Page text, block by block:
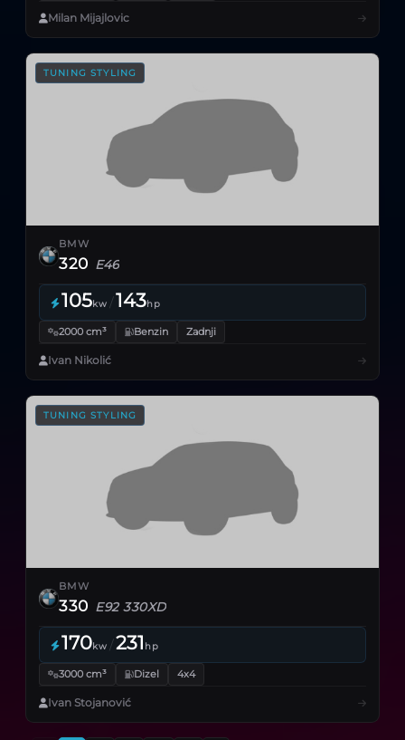
Milan Mijajlovic
TUNING STYLING
BMW
320 E46
105kw /143hp
2000 cm³ Benzin Zadnji
Ivan Nikolić
TUNING STYLING
BMW
330 E92 330XD
170kw /231 hp
3000 cm³ Dizel 4x4
Ivan Stojanović